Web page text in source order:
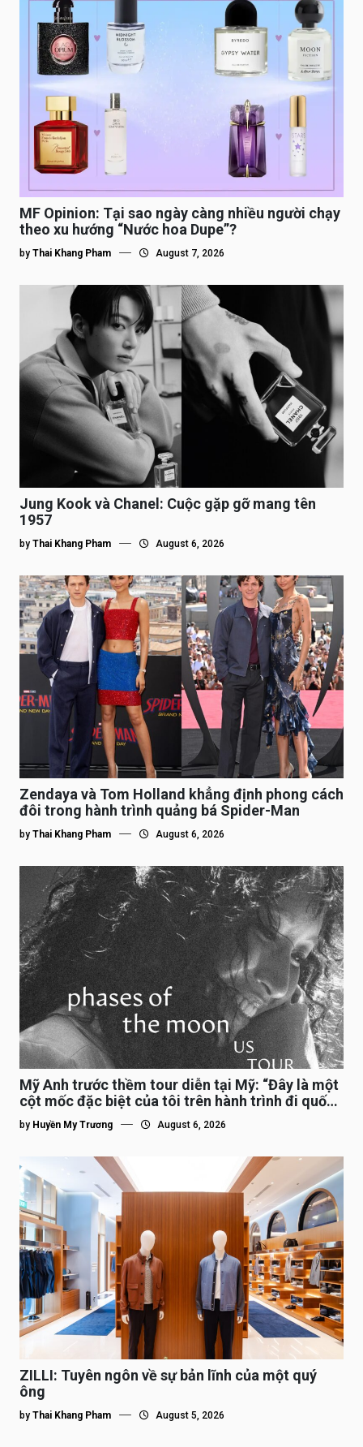
MF Opinion: Tại sao ngày càng nhiều người chạy
theo xu hướng “Nước hoa Dupe”?
by Thai Khang Pham August 7, 2026
Jung Kook và Chanel: Cuộc gặp gỡ mang tên
1957
by Thai Khang Pham August 6, 2026
Zendaya và Tom Holland khẳng định phong cách
đôi trong hành trình quảng bá Spider-Man
by Thai Khang Pham August 6, 2026
Mỹ Anh trước thềm tour diễn tại Mỹ: “Đây là một
cột mốc đặc biệt của tôi trên hành trình đi quốc
tế”
by Huyền My Trương August 6, 2026
ZILLI: Tuyên ngôn về sự bản lĩnh của một quý
ông
by Thai Khang Pham August 5, 2026